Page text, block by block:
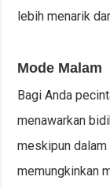
lebih menarik
Mode Malam
Bagi Anda
menawarkan
meskipun dalam
memungkinkan